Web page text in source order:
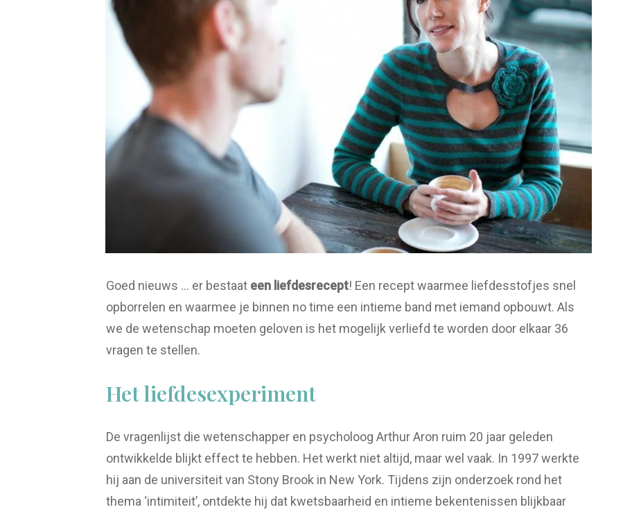
Goed nieuws … er bestaat een liefdesrecept! Een recept waarmee liefdesstofjes snel
opborrelen en waarmee je binnen no time een intieme band met iemand opbouwt. Als
we de wetenschap moeten geloven is het mogelijk verliefd te worden door elkaar 36
vragen te stellen.
Het liefdesexperiment
De vragenlijst die wetenschapper en psycholoog Arthur Aron ruim 20 jaar geleden
ontwikkelde blijkt effect te hebben. Het werkt niet altijd, maar wel vaak. In 1997 werkte
hij aan de universiteit van Stony Brook in New York. Tijdens zijn onderzoek rond het
thema ‘intimiteit’, ontdekte hij dat kwetsbaarheid en intieme bekentenissen blijkbaar